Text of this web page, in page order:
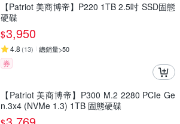
【Patriot 美商博帝】P220 1TB 2.5吋 SSD固態
硬碟
$3,950
4.8 (13) 總銷量>50
券
【Patriot 美商博帝】P300 M.2 2280 PCIe Ge
n.3x4 (NVMe 1.3) 1TB 固態硬碟